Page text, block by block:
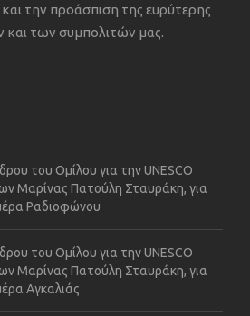
την προάσπιση της ευρύτερης
των συμπολιτών μας.
του Ομίλου για την UNESCO
Μαρίνας Πατούλη Σταυράκη, για
Ραδιοφώνου
του Ομίλου για την UNESCO
Μαρίνας Πατούλη Σταυράκη, για
Αγκαλιάς